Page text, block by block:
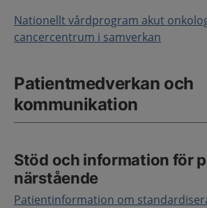
Nationellt vårdprogram akut
cancercentrum i samverkan
Patientmedverkan och
kommunikation
Stöd och information för
närstående
Patientinformation om